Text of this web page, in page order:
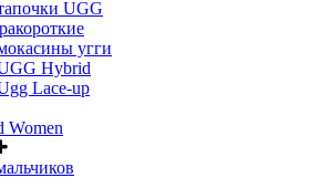
UGG
угги
Hybrid
Lace-up
Women